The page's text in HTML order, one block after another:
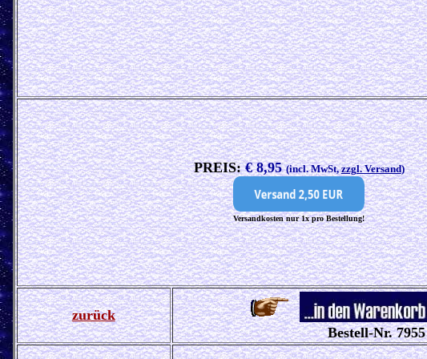
PREIS:€ 8,95(incl. MwSt,zzgl. Versand)
Versandkosten nur 1x pro Bestellung!
zurück
Bestell-Nr. 7955